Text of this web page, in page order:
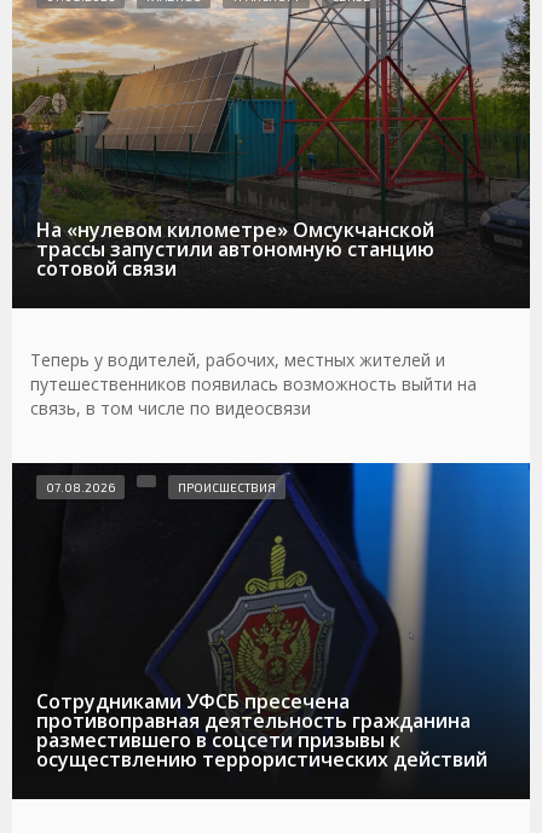
На «нулевом километре» Омсукчанской
трассы запустили автономную станцию
сотовой связи
Теперь у водителей, рабочих, местных жителей и
путешественников появилась возможность выйти на
связь, в том числе по видеосвязи
Сотрудниками УФСБ пресечена
противоправная деятельность гражданина
разместившего в соцсети призывы к
осуществлению террористических действий
07.08.2026 ПРОИСШЕСТВИЯ